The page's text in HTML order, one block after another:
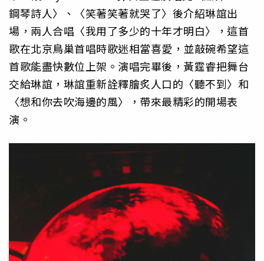
鋼琴詩人〉、〈笑著笑著就哭了〉後介紹琳誼出
場，兩人合唱〈我用了多少的十年才明白〉，這首
歌在北京鳥巢首唱時歌迷相當喜愛，並敲碗希望這
首歌能盡快數位上架。演唱完畢後，黃霆睿把舞台
交給琳誼，琳誼重新詮釋膾炙人口的〈聽不到〉和
〈想和你去吹海邊的風〉，帶來最精彩的開場表
演。